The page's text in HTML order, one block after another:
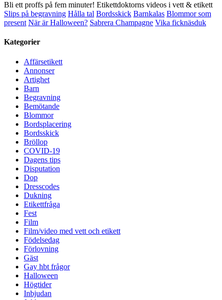
Bli ett proffs på fem minuter! Etikettdoktorns videos i vett & etikett
Slips på begravning Hålla tal Bordsskick Barnkalas Blommor som
present När är Halloween? Sabrera Champagne Vika ficknäsduk
Kategorier
Affärsetikett
Annonser
Artighet
Barn
Begravning
Bemötande
Blommor
Bordsplacering
Bordsskick
Bröllop
COVID-19
Dagens tips
Disputation
Dop
Dresscodes
Dukning
Etikettfråga
Fest
Film
Film/video med vett och etikett
Födelsedag
Förlovning
Gäst
Gay hbt frågor
Halloween
Högtider
Inbjudan